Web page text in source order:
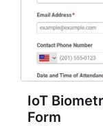
IoT
Form